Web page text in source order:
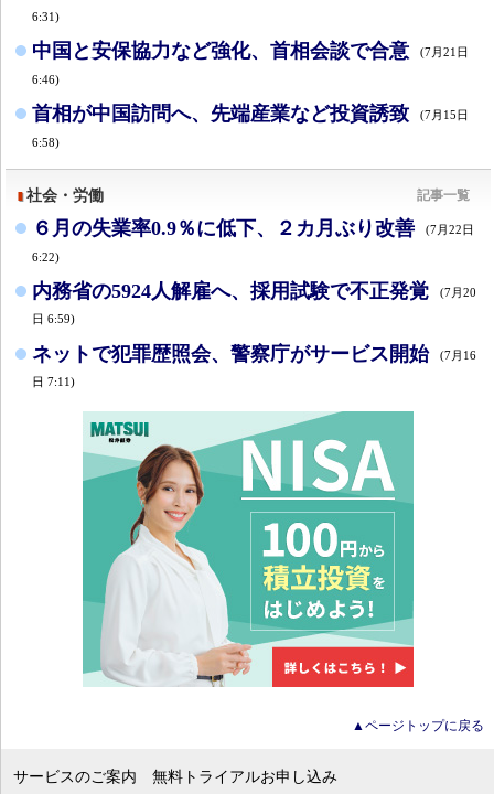
6:31)
中国と安保協力など強化、首相会談で合意 (7月21日
6:46)
首相が中国訪問へ、先端産業など投資誘致 (7月15日
6:58)
社会・労働 記事一覧
６月の失業率0.9％に低下、２カ月ぶり改善 (7月22日
6:22)
内務省の5924人解雇へ、採用試験で不正発覚
(7月20
日 6:59)
ネットで犯罪歴照会、警察庁がサービス開始
(7月16
日 7:11)
▲ページトップに戻る
サービスのご案内 無料トライアルお申し込み